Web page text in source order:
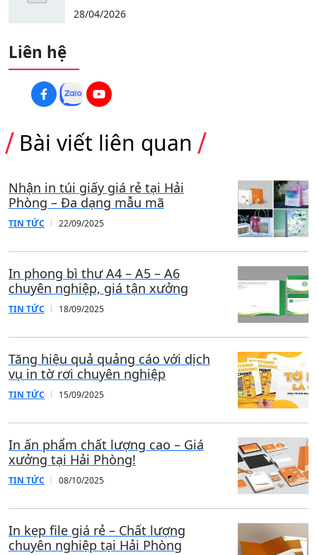
28/04/2026
Liên hệ
Bài viết liên quan
Nhận in túi giấy giá rẻ tại Hải
Phòng – Đa dạng mẫu mã
TIN TỨC 22/09/2025
In phong bì thư A4 – A5 – A6
chuyên nghiệp, giá tận xưởng
TIN TỨC 18/09/2025
Tăng hiệu quả quảng cáo với dịch
vụ in tờ rơi chuyên nghiệp
TIN TỨC 15/09/2025
In ấn phẩm chất lượng cao – Giá
xưởng tại Hải Phòng!
TIN TỨC 08/10/2025
In kẹp file giá rẻ – Chất lượng
chuyên nghiệp tại Hải Phòng